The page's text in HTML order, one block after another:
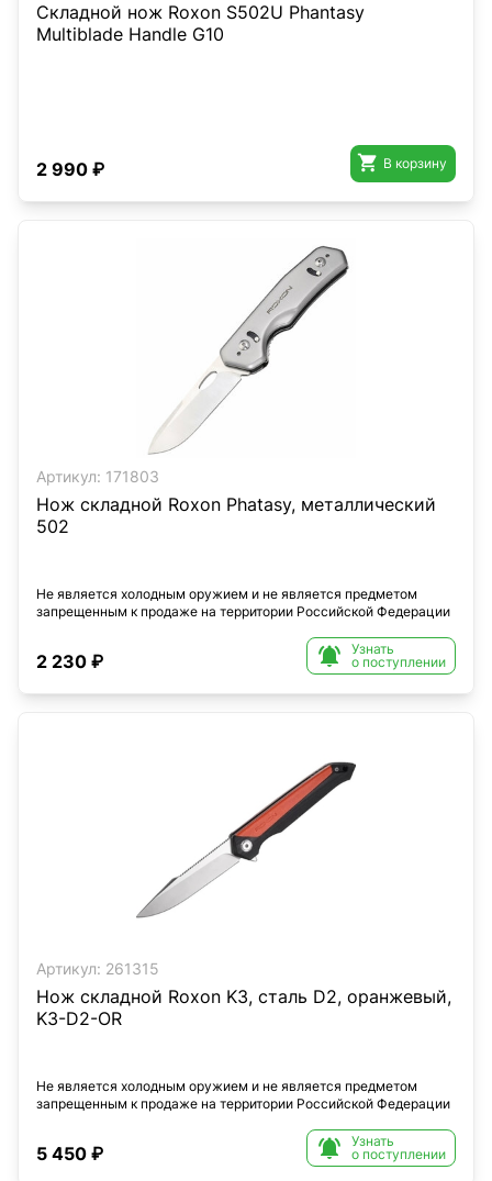
Складной нож Roxon S502U Phantasy
Multiblade Handle G10
2 990 ₽  В корзину
Артикул: 171803
Нож складной Roxon Phatasy, металлический
502
Не является холодным оружием и не является предметом
запрещенным к продаже на территории Российской Федерации
2 230 ₽ 
Узнать
о поступлении
Артикул: 261315
Нож складной Roxon K3, сталь D2, оранжевый,
K3-D2-OR
Не является холодным оружием и не является предметом
запрещенным к продаже на территории Российской Федерации
5 450 ₽ 
Узнать
о поступлении